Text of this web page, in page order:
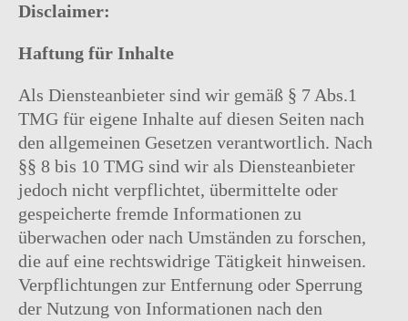
Disclaimer:
Haftung für Inhalte
Als Diensteanbieter sind wir gemäß § 7 Abs.1
TMG für eigene Inhalte auf diesen Seiten nach
den allgemeinen Gesetzen verantwortlich. Nach
§§ 8 bis 10 TMG sind wir als Diensteanbieter
jedoch nicht verpflichtet, übermittelte oder
gespeicherte fremde Informationen zu
überwachen oder nach Umständen zu forschen,
die auf eine rechtswidrige Tätigkeit hinweisen.
Verpflichtungen zur Entfernung oder Sperrung
der Nutzung von Informationen nach den